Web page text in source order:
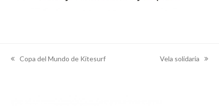
previous
Copa del Mundo de Kitesurf
next
Vela solidaria